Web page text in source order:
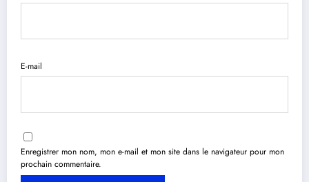
E-mail
Enregistrer mon nom, mon e-mail et mon site dans le navigateur pour mon
prochain commentaire.